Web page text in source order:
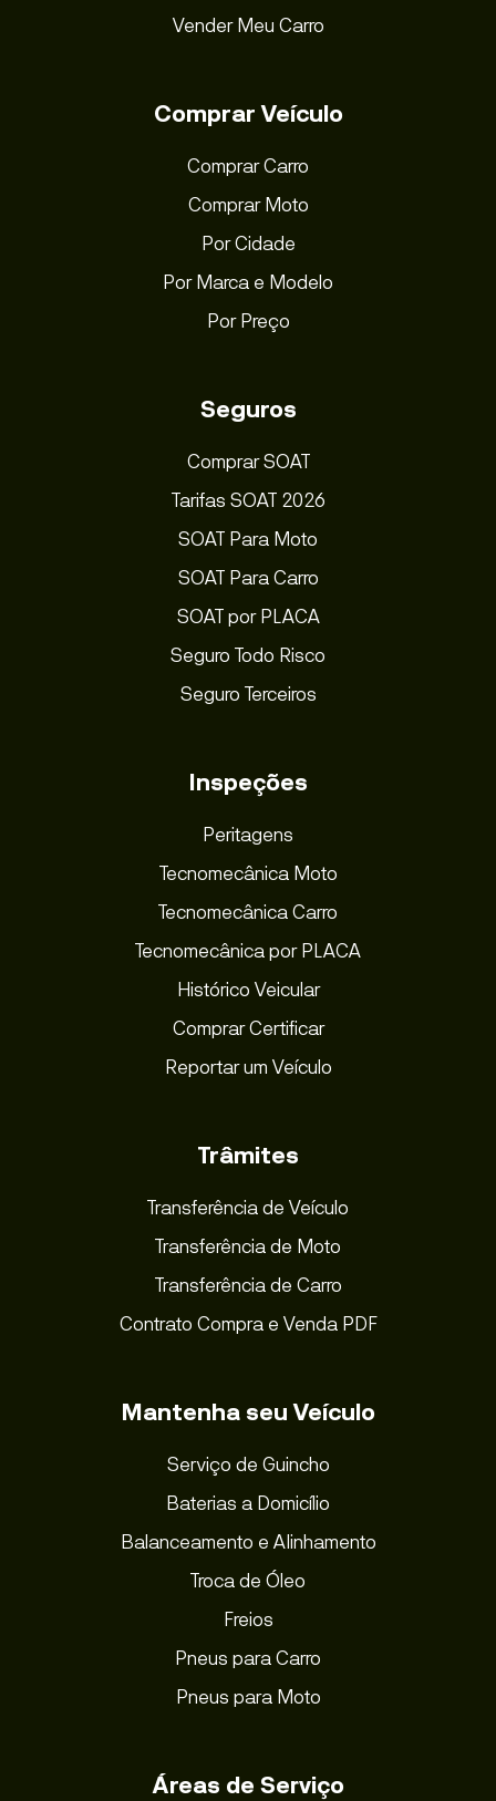
Vender Meu Carro
Comprar Veículo
Comprar Carro
Comprar Moto
Por Cidade
Por Marca e Modelo
Por Preço
Seguros
Comprar SOAT
Tarifas SOAT 2026
SOAT Para Moto
SOAT Para Carro
SOAT por PLACA
Seguro Todo Risco
Seguro Terceiros
Inspeções
Peritagens
Tecnomecânica Moto
Tecnomecânica Carro
Tecnomecânica por PLACA
Histórico Veicular
Comprar Certificar
Reportar um Veículo
Trâmites
Transferência de Veículo
Transferência de Moto
Transferência de Carro
Contrato Compra e Venda PDF
Mantenha seu Veículo
Serviço de Guincho
Baterias a Domicílio
Balanceamento e Alinhamento
Troca de Óleo
Freios
Pneus para Carro
Pneus para Moto
Áreas de Serviço